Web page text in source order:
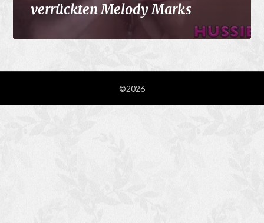
verrückten Melody Marks
©2026